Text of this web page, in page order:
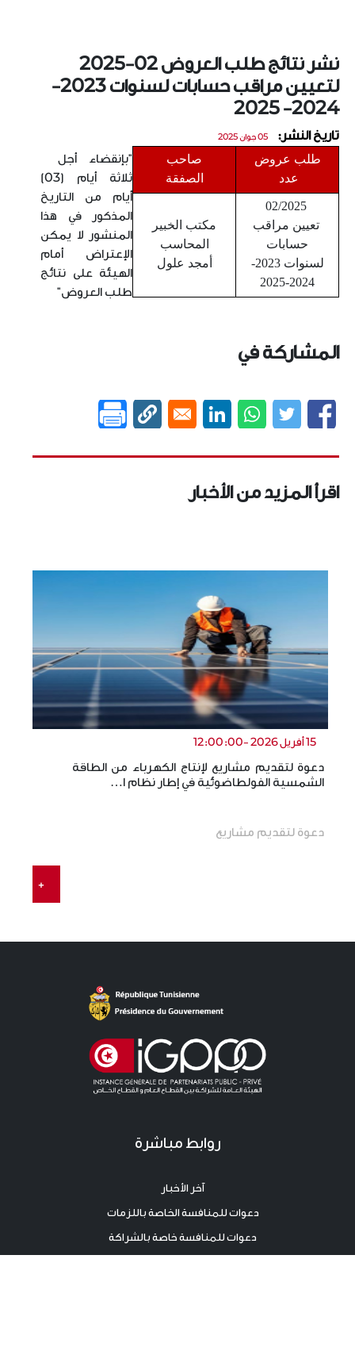
نشر نتائج طلب العروض 02-2025
لتعيين مراقب حسابات لسنوات 2023-
2024- 2025
تاريخ النشر: 05 جوان 2025
طلب عروض
عدد
صاحب
الصفقة
02/2025
تعيين مراقب
حسابات
لسنوات 2023-
2024-2025
مكتب الخبير
المحاسب
أمجد علول
"بإنقضاء أجل
ثلاثة أيام (03)
أيام من التاريخ
المذكور في هذا
المنشور لا يمكن
الإعتراض أمام
الهيئة على نتائج
طلب العروض"
المشاركة في
اقرأ المزيد من الأخبار
15 أفريل 2026 -12:00:00
دعوة لتقديم مشاريع لإنتاج الكهرباء من الطاقة
الشمسية الفولطاضوئية في إطار نظام ا…
دعوة لتقديم مشاريع
+
روابط مباشرة
آخر الأخبار
دعوات للمنافسة الخاصة باللزمات
دعوات للمنافسة خاصة بالشراكة